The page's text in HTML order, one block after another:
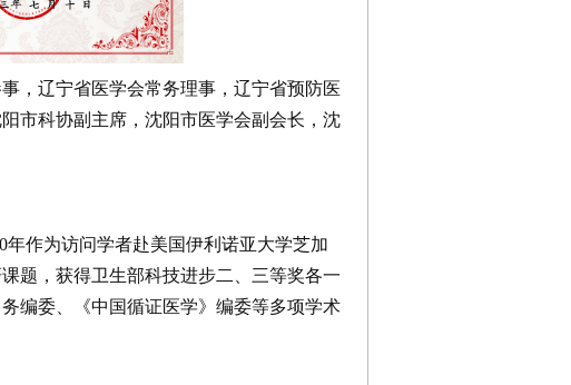
，辽宁省医学会常务理事，辽宁省预防医
市科协副主席，沈阳市医学会副会长，沈
年作为访问学者赴美国伊利诺亚大学芝加
题，获得卫生部科技进步二、三等奖各一
编委、《中国循证医学》编委等多项学术